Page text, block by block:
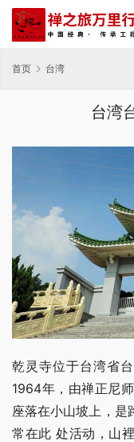
首页 台湾
台湾
乾灵寺位于台湾省
1964年，由禅正尼
座落在小山坡上，是
常在此 处活动，山